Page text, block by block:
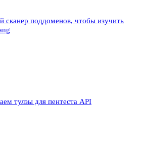
сканер поддоменов, чтобы изучить
тулзы для пентеста API